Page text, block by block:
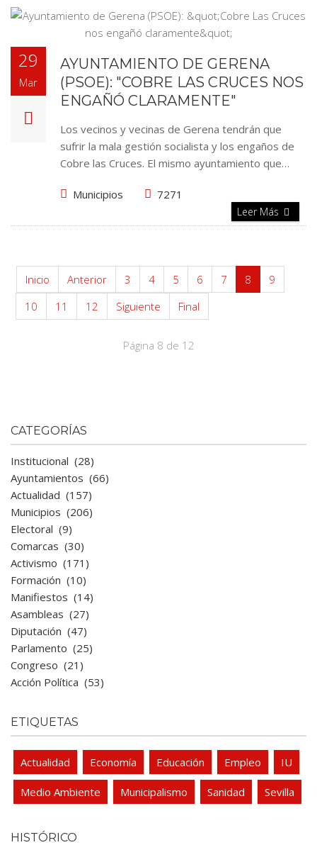
29
Mar
AYUNTAMIENTO DE GERENA
(PSOE): "COBRE LAS CRUCES NOS
ENGAÑÓ CLARAMENTE"
Los vecinos y vecinas de Gerena tendrán que
sufrir la mala gestión socialista y los engaños de
Cobre las Cruces. El mismo ayuntamiento que…
Municipios 7271
Leer Más
Inicio Anterior 3 4 5 6 7 8
9
10
11 12 Siguiente Final
Página 8 de 12
CATEGORÍAS
Institucional (28)
Ayuntamientos (66)
Actualidad (157)
Municipios (206)
Electoral (9)
Comarcas (30)
Activismo (171)
Formación (10)
Manifiestos (14)
Asambleas (27)
Diputación (47)
Parlamento (25)
Congreso (21)
Acción Política (53)
ETIQUETAS
Actualidad Economía Educación Empleo IU
Medio Ambiente Municipalismo Sanidad Sevilla
HISTÓRICO